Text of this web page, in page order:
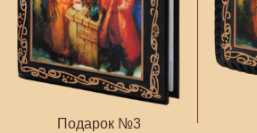
Подарок №3